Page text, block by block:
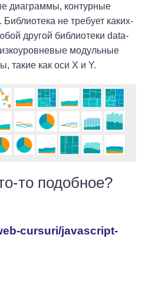
диаграммы, контурные
не требует каких-
другой библиотеки data-
модульные
такие как оси X и Y.
то подобное?
cursuri/javascript-